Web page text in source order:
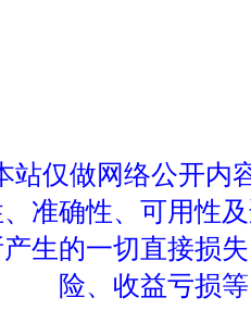
站仅做网络公开内
准确性、可用性
产生的一切直接损
险、收益亏损